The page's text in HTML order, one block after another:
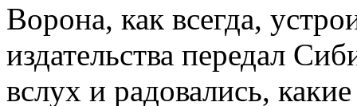
Ворона, как всегда,
издательства передал
вслух и радовались,